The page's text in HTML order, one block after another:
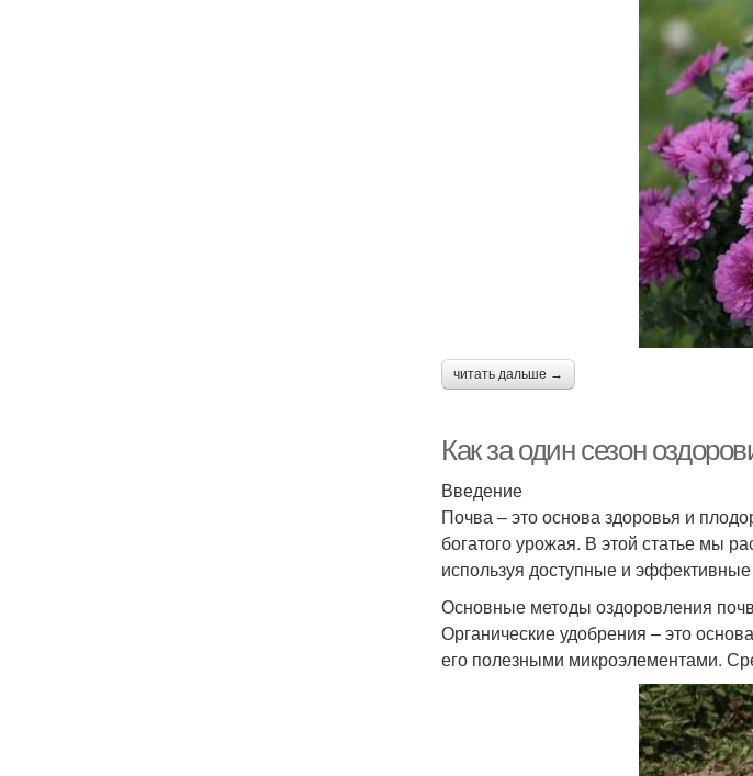
читать дальше →
Как за один сезон
Введение
Почва – это основа здоровья и
богатого урожая. В этой статье мы
используя доступные и
Основные методы оздоровления
Органические удобрения – это
его полезными микроэлементами.